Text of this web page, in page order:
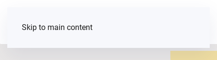
Skip to main content